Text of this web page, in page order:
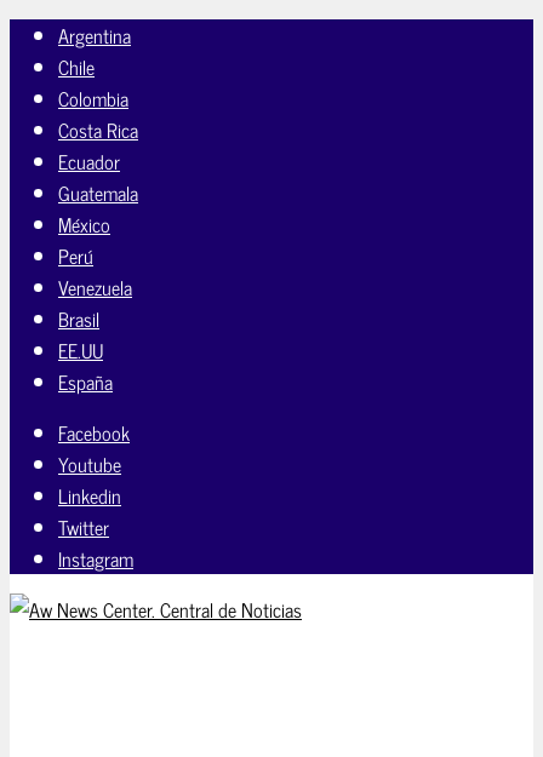
Argentina
Chile
Colombia
Costa Rica
Ecuador
Guatemala
México
Perú
Venezuela
Brasil
EE.UU
España
Facebook
Youtube
Linkedin
Twitter
Instagram